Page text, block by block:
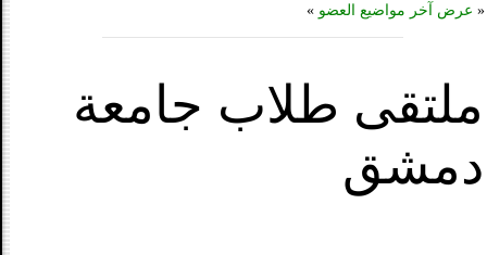
« عرض آخر مواضيع العضو »
ملتقى طلاب جامعة
دمشق